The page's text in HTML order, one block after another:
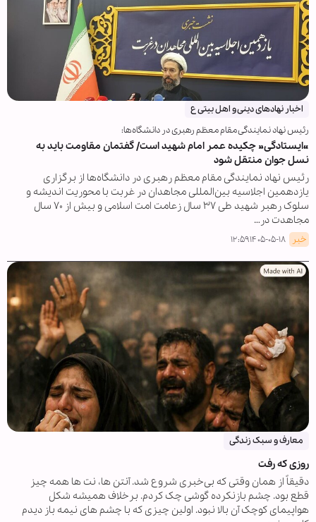
اخبار نهادهای دینی و اهل بیتی ع
رئیس نهاد نمایندگی مقام معظم رهبری در دانشگاه‌ها:
«ایستادگی» چکیده عمر امام شهید است/ گفتمان مقاومت باید به
نسل جوان منتقل شود
رئیس نهاد نمایندگی مقام معظم رهبری در دانشگاه‌ها از برگزاری
یازدهمین اجلاسیه بین‌المللی مجاهدان در غربت با محوریت اندیشه و
سلوک رهبر شهید طی ۳۷ سال زعامت امت اسلامی و بیش از ۷۰ سال
مجاهدت در…
خبر ۱۴۰۵-۰۵-۱۸ ۱۲:۵۹
معارف و سبک زندگی
روزی که رفت
دقیقاً از همان وقتی که بی‌خبری شروع شد. آنتن ها، نت ها همه چیز
قطع بود. چشم بازنکرده گوشی چک کردم. برخلاف همیشه شکل
هواپیمای کوچک آن بالا نبود. اولین چیزی که با چشم های نیمه باز دیدم